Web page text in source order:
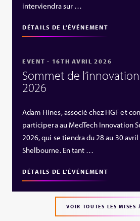
interviendra sur …
DÉTAILS DE L'ÉVÉNEMENT
EVENT - 16TH AVRIL 2026
Sommet de
2026
Adam Hines, associé chez HGF et
participera au MedTech Innovation
2026, qui se tiendra du 28 au 30 avril
Shelbourne. En tant …
DÉTAILS DE L'ÉVÉNEMENT
VOIR TOUTES LES MISES